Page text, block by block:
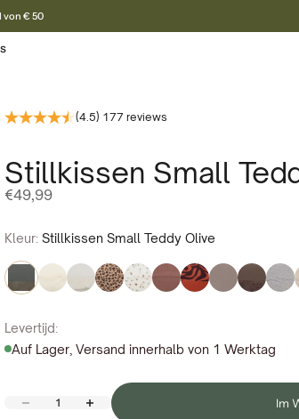
von € 50
(4.5) 177 reviews
Stillkissen Small
Angebotspreis
€49,99
Kleur: Stillkissen Small Teddy Olive
Levertijd:
Auf Lager, Versand innerhalb von 1 Werktag
Menge verringernMenge erhöhen Im